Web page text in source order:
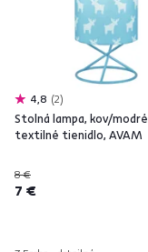
4,8 2
Stolná lampa, kov/modré
textilné tienidlo, AVAM
8 €
7 €